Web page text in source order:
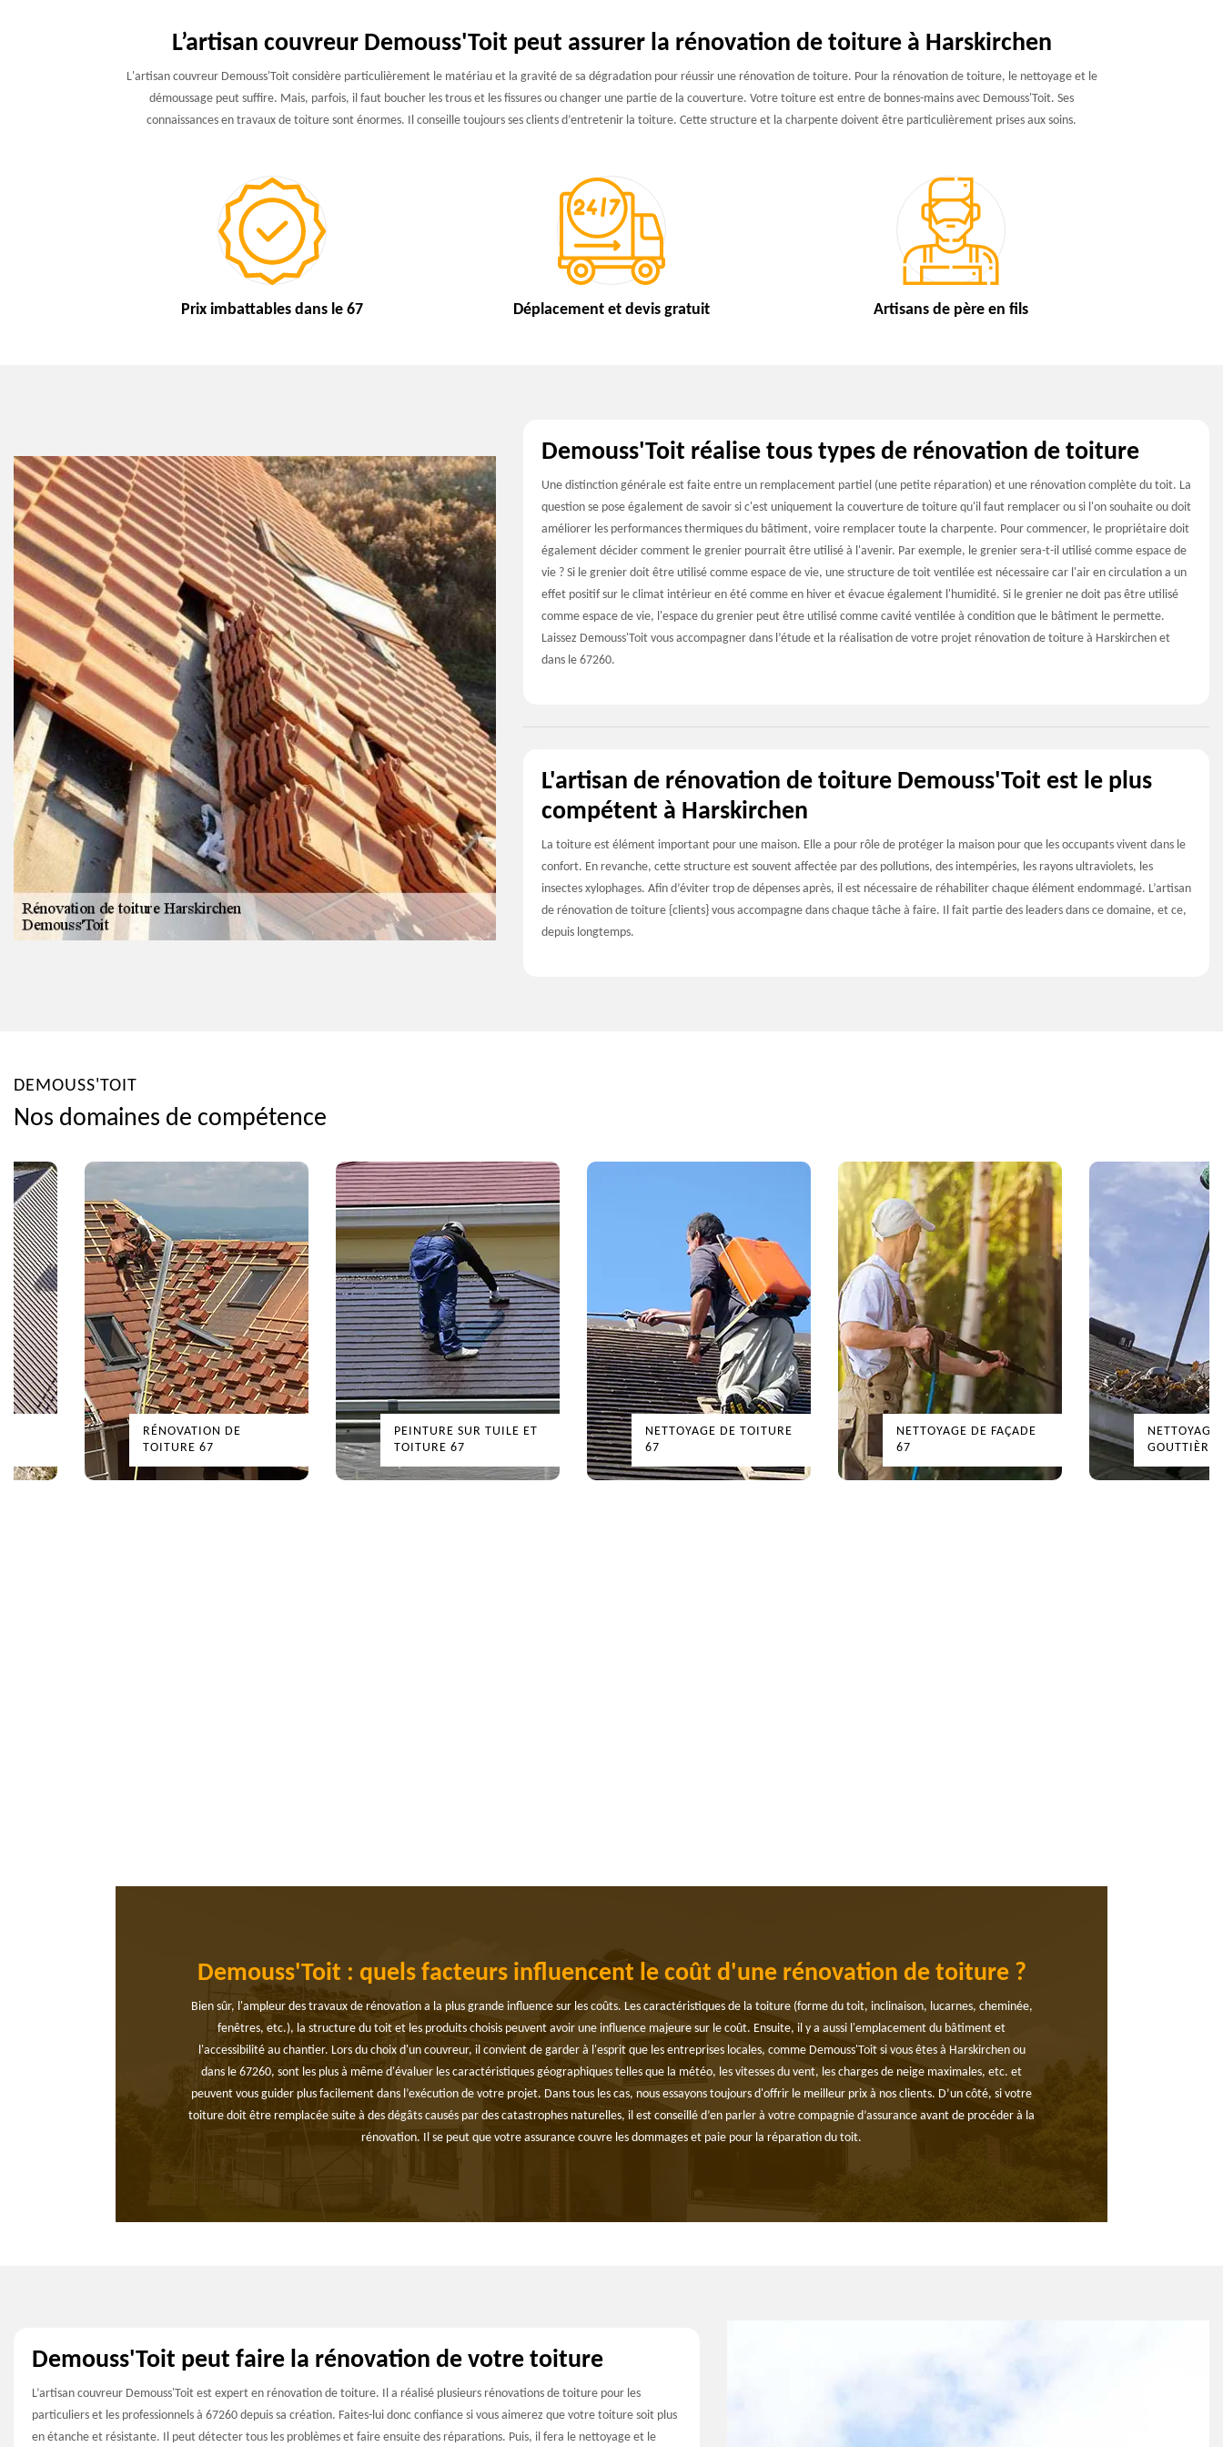
L’artisan couvreur Demouss'Toit peut assurer la rénovation de toiture à Harskirchen
L'artisan couvreur Demouss'Toit considère particulièrement le matériau et la gravité de sa dégradation pour réussir une rénovation de toiture. Pour la rénovation de toiture, le nettoyage et le
démoussage peut suffire. Mais, parfois, il faut boucher les trous et les fissures ou changer une partie de la couverture. Votre toiture est entre de bonnes-mains avec Demouss'Toit. Ses
connaissances en travaux de toiture sont énormes. Il conseille toujours ses clients d’entretenir la toiture. Cette structure et la charpente doivent être particulièrement prises aux soins.
Prix imbattables dans le 67 Déplacement et devis gratuit Artisans de père en fils
Demouss'Toit réalise tous types de rénovation de toiture
Une distinction générale est faite entre un remplacement partiel (une petite réparation) et une rénovation complète du toit. La
question se pose également de savoir si c'est uniquement la couverture de toiture qu'il faut remplacer ou si l'on souhaite ou doit
améliorer les performances thermiques du bâtiment, voire remplacer toute la charpente. Pour commencer, le propriétaire doit
également décider comment le grenier pourrait être utilisé à l'avenir. Par exemple, le grenier sera-t-il utilisé comme espace de
vie ? Si le grenier doit être utilisé comme espace de vie, une structure de toit ventilée est nécessaire car l'air en circulation a un
effet positif sur le climat intérieur en été comme en hiver et évacue également l'humidité. Si le grenier ne doit pas être utilisé
comme espace de vie, l'espace du grenier peut être utilisé comme cavité ventilée à condition que le bâtiment le permette.
Laissez Demouss'Toit vous accompagner dans l’étude et la réalisation de votre projet rénovation de toiture à Harskirchen et
dans le 67260.
L'artisan de rénovation de toiture Demouss'Toit est le plus
compétent à Harskirchen
La toiture est élément important pour une maison. Elle a pour rôle de protéger la maison pour que les occupants vivent dans le
confort. En revanche, cette structure est souvent affectée par des pollutions, des intempéries, les rayons ultraviolets, les
insectes xylophages. Afin d’éviter trop de dépenses après, il est nécessaire de réhabiliter chaque élément endommagé. L’artisan
de rénovation de toiture {clients} vous accompagne dans chaque tâche à faire. Il fait partie des leaders dans ce domaine, et ce,
depuis longtemps.
DEMOUSS'TOIT
Nos domaines de compétence
RÉNOVATION DE
TOITURE 67
PEINTURE SUR TUILE ET
TOITURE 67
NETTOYAGE DE TOITURE
67
NETTOYAGE DE FAÇADE
NETTOYAGE DE
GOUTTIÈRES
Demouss'Toit : quels facteurs influencent le coût d'une rénovation de toiture ?
Bien sûr, l'ampleur des travaux de rénovation a la plus grande influence sur les coûts. Les caractéristiques de la toiture (forme du toit, inclinaison, lucarnes, cheminée,
fenêtres, etc.), la structure du toit et les produits choisis peuvent avoir une influence majeure sur le coût. Ensuite, il y a aussi l'emplacement du bâtiment et
l'accessibilité au chantier. Lors du choix d'un couvreur, il convient de garder à l'esprit que les entreprises locales, comme Demouss'Toit si vous êtes à Harskirchen ou
dans le 67260, sont les plus à même d'évaluer les caractéristiques géographiques telles que la météo, les vitesses du vent, les charges de neige maximales, etc. et
peuvent vous guider plus facilement dans l’exécution de votre projet. Dans tous les cas, nous essayons toujours d'offrir le meilleur prix à nos clients. D’un côté, si votre
toiture doit être remplacée suite à des dégâts causés par des catastrophes naturelles, il est conseillé d’en parler à votre compagnie d’assurance avant de procéder à la
rénovation. Il se peut que votre assurance couvre les dommages et paie pour la réparation du toit.
Demouss'Toit peut faire la rénovation de votre toiture
L’artisan couvreur Demouss'Toit est expert en rénovation de toiture. Il a réalisé plusieurs rénovations de toiture pour les
particuliers et les professionnels à 67260 depuis sa création. Faites-lui donc confiance si vous aimerez que votre toiture soit plus
en étanche et résistante. Il peut détecter tous les problèmes et faire ensuite des réparations. Puis, il fera le nettoyage et le